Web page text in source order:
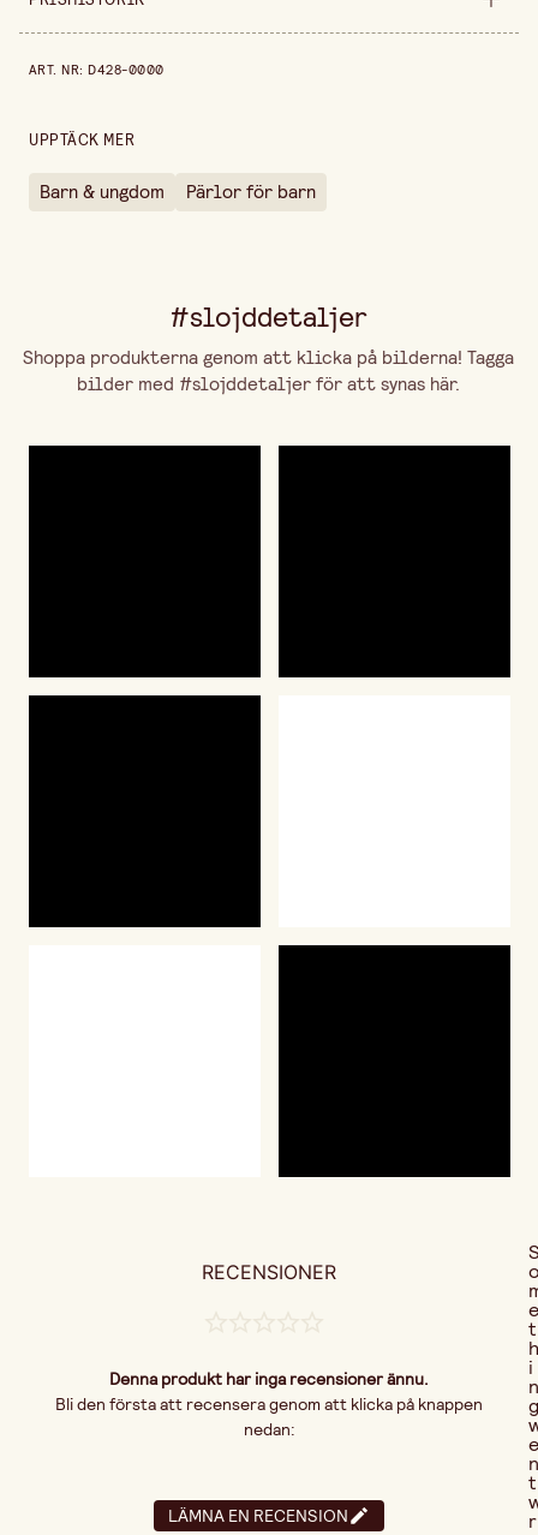
Höjd
ART. NR:D428-0000
UPPTÄCK MER
Barn & ungdom Pärlor för barn
#slojddetaljer
Shoppa produkterna genom att klicka på bilderna! Tagga
bilder med #slojddetaljer för att synas här.
RECENSIONER
Denna produkt har inga recensioner ännu.
Bli den första att recensera genom att klicka på knappen
nedan:
LÄMNA EN RECENSION
e
t
h
i
n
g
e
n
t
r